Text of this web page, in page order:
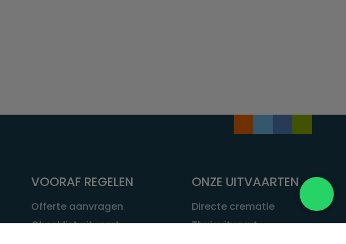
VOORAF REGELEN
Offerte aanvragen
Checklist uitvaart
ONZE UITVAARTEN
Directe crematie
Thuisuitvaart